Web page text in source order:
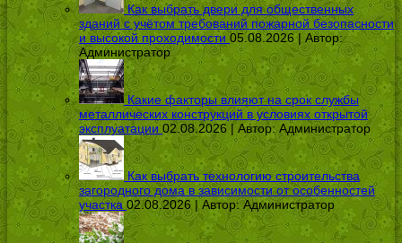
Как выбрать двери для общественных
зданий с учётом требований пожарной безопасности
и высокой проходимости 05.08.2026 | Автор:
Администратор
Какие факторы влияют на срок службы
металлических конструкций в условиях открытой
эксплуатации 02.08.2026 | Автор:Администратор
Как выбрать технологию строительства
загородного дома в зависимости от особенностей
участка 02.08.2026 | Автор:Администратор